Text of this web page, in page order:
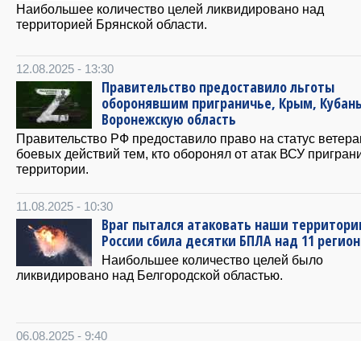
Наибольшее количество целей ликвидировано над
территорией Брянской области.
12.08.2025 - 13:30
Правительство предоставило льготы
оборонявшим приграничье, Крым,
Воронежскую область
Правительство РФ предоставило право на статус
боевых действий тем, кто оборонял от атак ВСУ
территории.
11.08.2025 - 10:30
Враг пытался атаковать наши
России сбила десятки БПЛА над 11
Наибольшее количество целей было
ликвидировано над Белгородской областью.
06.08.2025 - 9:40